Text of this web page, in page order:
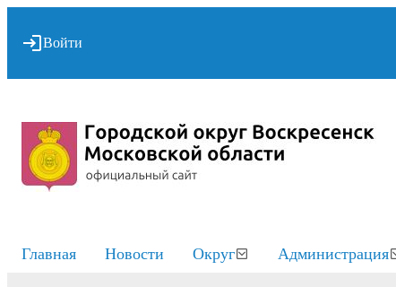
Войти
Главная Новости Округ Администрация